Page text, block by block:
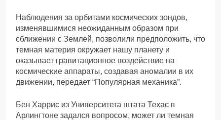
Наблюдения за орбитами космических зондов,
изменявшимися неожиданным образом при
сближении с Землей, позволили предположить, что
темная материя окружает нашу планету и
оказывает гравитационное воздействие на
космические аппараты, создавая аномалии в их
движении, передает “Популярная механика”.
Бен Харрис из Университета штата Техас в
Арлингтоне задался вопросом, может ли темная